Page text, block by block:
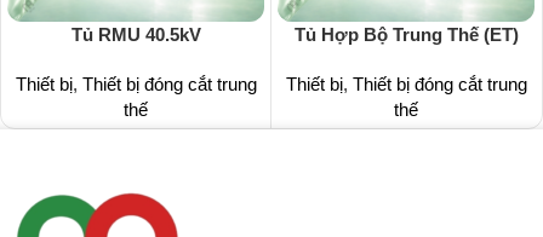
Tủ RMU 40.5kV
Thiết bị, Thiết bị đóng cắt trung
thế
Tủ Hợp Bộ Trung Thế (ET)
Thiết bị, Thiết bị đóng cắt trung
thế